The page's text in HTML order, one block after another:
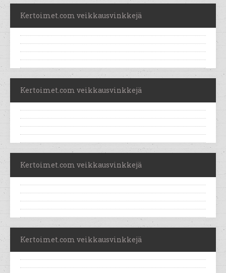
Kertoimet.com veikkausvinkkejä
Kertoimet.com veikkausvinkkejä
Kertoimet.com veikkausvinkkejä
Kertoimet.com veikkausvinkkejä